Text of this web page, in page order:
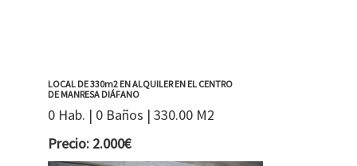
LOCAL DE 330m2 EN ALQUILER EN EL CENTRO
DE MANRESA DIÁFANO
0 Hab. | 0 Baños | 330.00 M2
Precio: 2.000€